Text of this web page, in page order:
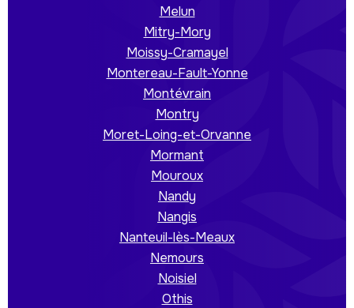
Melun
Mitry-Mory
Moissy-Cramayel
Montereau-Fault-Yonne
Montévrain
Montry
Moret-Loing-et-Orvanne
Mormant
Mouroux
Nandy
Nangis
Nanteuil-lès-Meaux
Nemours
Noisiel
Othis